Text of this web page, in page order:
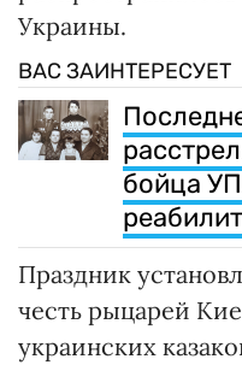
Украины.
ВАС ЗАИНТЕРЕСУЕТ
бойца
Праздник
честь рыцарей
украинских